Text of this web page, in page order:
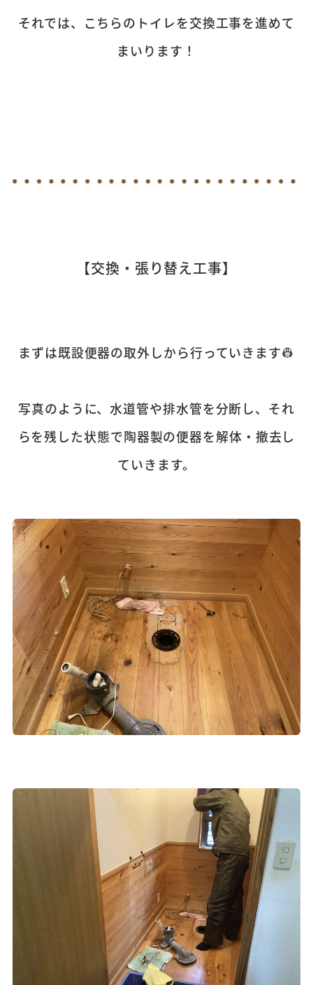
それでは、こちらのトイレを交換工事を進めて
まいります！
【交換・張り替え工事】
まずは既設便器の取外しから行っていきます👷
写真のように、水道管や排水管を分断し、それ
らを残した状態で陶器製の便器を解体・撤去し
ていきます。